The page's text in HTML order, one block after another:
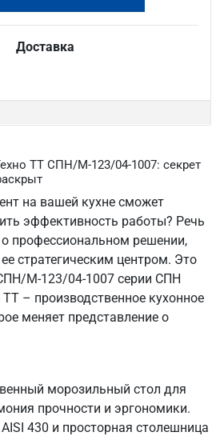
Доставка
ТТ СПН/М-123/04-1007: секрет
на вашей кухне сможет
эффективность работы? Речь
о профессиональном решении,
стратегическим центром. Это
М-123/04-1007 серии СПН
– производственное кухонное
меняет представление о
морозильный стол для
прочности и эргономики.
430 и просторная столешница